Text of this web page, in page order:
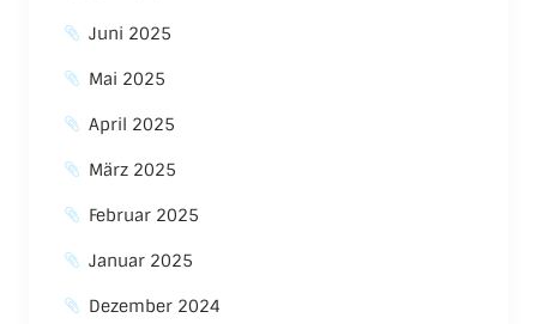
Juni 2025
Mai 2025
April 2025
März 2025
Februar 2025
Januar 2025
Dezember 2024